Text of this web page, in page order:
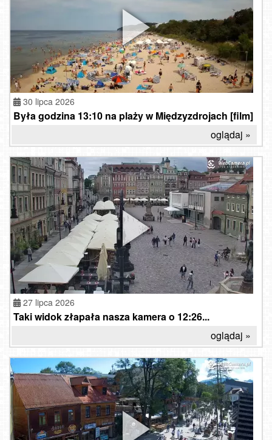
30 lipca 2026
Była godzina 13:10 na plaży w Międzyzdrojach [film]
oglądaj »
27 lipca 2026
Taki widok złapała nasza kamera o 12:26...
oglądaj »